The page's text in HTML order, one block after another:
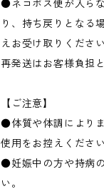
●ネコポス便が入ら
り、持ち戻りとなる
えお受け取りくださ
再発送はお客様負担
【ご注意】
●体質や体調により
使用をお控えください
●妊娠中の方や持病
い。